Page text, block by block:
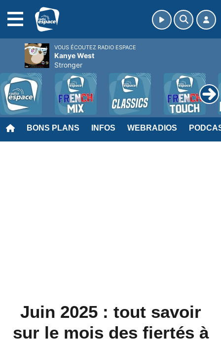
BONS PLANS INFOS WEBRADIOS
Juin 2025 : tout savoir
sur le mois des fiertés à
VOUS ÉCOUTEZ RADIO ESPACE
Kanye West
Stronger